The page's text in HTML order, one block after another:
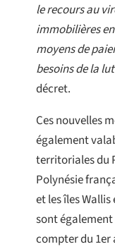
le recours au
immobilières
moyens de
besoins de la
décret.
Ces nouvelles
également
territoriales du
Polynésie
et les îles
sont également
compter du 1er